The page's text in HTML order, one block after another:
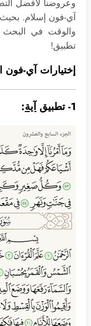
وعروضنا لأفضل
آي-فون إسلام. بحيث
تطبيق!
إختيارات آي-فون
1- تطبيق آية: